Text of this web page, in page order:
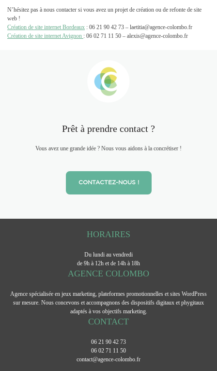
N’hésitez pas à nous contacter si vous avez un projet de création ou de refonte de site
web !
Création de site internet Bordeaux : 06 21 90 42 73 – laetitia@agence-colombo.fr
Création de site internet Avignon : 06 02 71 11 50 – alexis@agence-colombo.fr
Prêt à prendre contact ?
Vous avez une grande idée ? Nous vous aidons à la concrétiser !
CONTACTEZ-NOUS !
HORAIRES
Du lundi au vendredi
de 9h à 12h et de 14h à 18h
AGENCE COLOMBO
Agence spécialisée en jeux marketing, plateformes promotionnelles et sites WordPress
sur mesure. Nous concevons et accompagnons des dispositifs digitaux et phygitaux
adaptés à vos objectifs marketing.
CONTACT
06 21 90 42 73
06 02 71 11 50
contact@agence-colombo.fr